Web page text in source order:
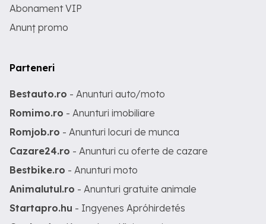
Abonament VIP
Anunț promo
Parteneri
Bestauto.ro - Anunturi auto/moto
Romimo.ro - Anunturi imobiliare
Romjob.ro - Anunturi locuri de munca
Cazare24.ro - Anunturi cu oferte de cazare
Bestbike.ro - Anunturi moto
Animalutul.ro - Anunturi gratuite animale
Startapro.hu - Ingyenes Apróhirdetés